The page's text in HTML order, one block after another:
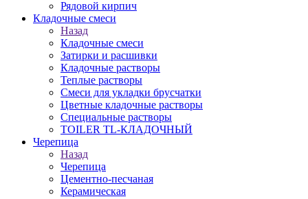
Рядовой кирпич
Кладочные смеси
Назад
Кладочные смеси
Затирки и расшивки
Кладочные растворы
Теплые растворы
Смеси для укладки брусчатки
Цветные кладочные растворы
Специальные растворы
TOILER TL-КЛАДОЧНЫЙ
Черепица
Назад
Черепица
Цементно-песчаная
Керамическая